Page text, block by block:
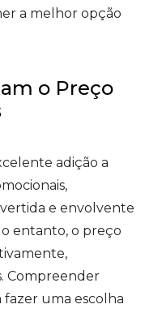
a melhor opção
o Preço
adição a
e envolvente
entanto, o preço
Compreender
fazer uma escolha